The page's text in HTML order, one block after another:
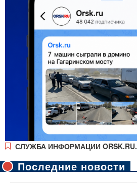
СЛУЖБА ИНФОРМАЦИИ ORSK.RU.
Последние новости